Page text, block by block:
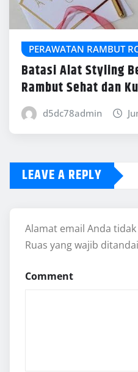
PERAWATAN RAMBUT
Batasi Alat Styling
Rambut Sehat dan
d5dc78admin
LEAVE A REPLY
Alamat email Anda
Ruas yang wajib ditandai
Comment